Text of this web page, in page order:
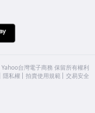
Yahoo台灣電子商務 保留所有權利
隱私權 拍賣使用規範 交易安全